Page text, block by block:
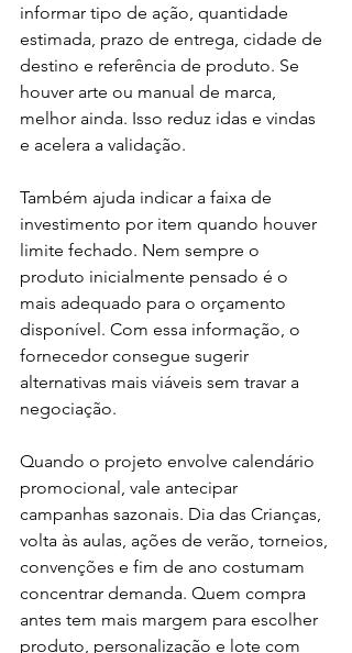
informar tipo de ação, quantidade
estimada, prazo de entrega, cidade de
destino e referência de produto. Se
houver arte ou manual de marca,
melhor ainda. Isso reduz idas e vindas
e acelera a validação.
Também ajuda indicar a faixa de
investimento por item quando houver
limite fechado. Nem sempre o
produto inicialmente pensado é o
mais adequado para o orçamento
disponível. Com essa informação, o
fornecedor consegue sugerir
alternativas mais viáveis sem travar a
negociação.
Quando o projeto envolve calendário
promocional, vale antecipar
campanhas sazonais. Dia das Crianças,
volta às aulas, ações de verão, torneios,
convenções e fim de ano costumam
concentrar demanda. Quem compra
antes tem mais margem para escolher
produto, personalização e lote com